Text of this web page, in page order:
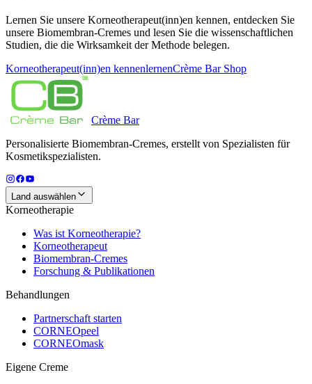
Lernen Sie unsere Korneotherapeut(inn)en kennen, entdecken Sie
unsere Biomembran-Cremes und lesen Sie die wissenschaftlichen
Studien, die die Wirksamkeit der Methode belegen.
Korneotherapeut(inn)en kennenlernenCrème Bar Shop
Crème Bar
Personalisierte Biomembran-Cremes, erstellt von Spezialisten für
Kosmetikspezialisten.
Land auswählen
Korneotherapie
Was ist Korneotherapie?
Korneotherapeut
Biomembran-Cremes
Forschung & Publikationen
Behandlungen
Partnerschaft starten
CORNEOpeel
CORNEOmask
Eigene Creme